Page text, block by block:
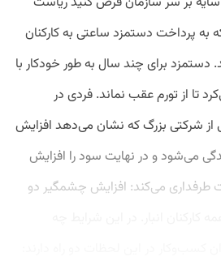
به پرداخت دستمزد ساعتی به کارکنان
دستمزد برای چند سال به‌ طور خودکار با
تا از تورم عقب نماند. فردی در
از شرکتی بزرگ که نشان می‌دهد افزایش
می‌شود و در نهایت سود را افزایش
طرفداری می‌کند: افزایش چشمگیر دو